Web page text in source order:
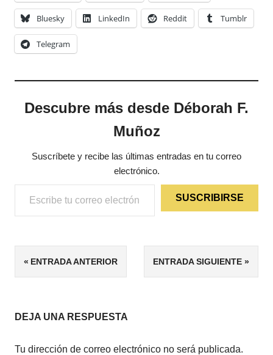
Bluesky LinkedIn Reddit Tumblr
Telegram
Descubre más desde Déborah F.
Muñoz
Suscríbete y recibe las últimas entradas en tu correo
electrónico.
Escribe tu correo electrónico…
SUSCRIBIRSE
ETIQUETAS
4/5
DIVULGACIÓN
ECOLOGÍA
Navegación
entradas
ENTRADA ANTERIOR ENTRADA SIGUIENTE
DEJA UNA RESPUESTA
Tu dirección de correo electrónico no será publicada.